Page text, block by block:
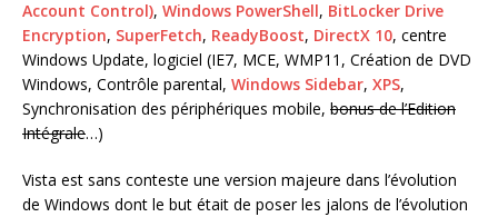
Account Control), Windows PowerShell, BitLocker Drive
Encryption, SuperFetch, ReadyBoost, DirectX 10, centre
Windows Update, logiciel (IE7, MCE, WMP11, Création de DVD
Windows, Contrôle parental, Windows Sidebar, XPS,
Synchronisation des périphériques mobile, bonus de l’Edition
Intégrale…)
Vista est sans conteste une version majeure dans l’évolution
de Windows dont le but était de poser les jalons de l’évolution